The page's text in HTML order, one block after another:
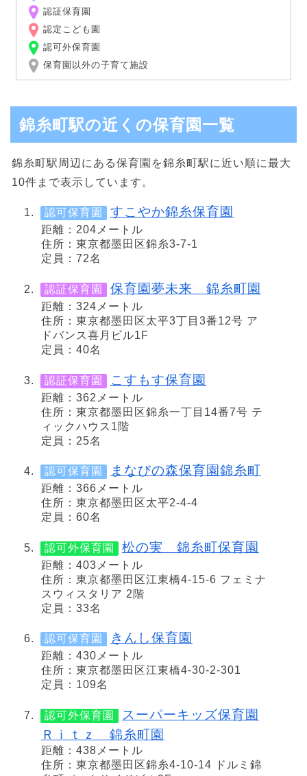
認証保育園
認定こども園
認可外保育園
保育園以外の子育て施設
錦糸町駅の近くの保育園一覧
錦糸町駅周辺にある保育園を錦糸町駅に近い順に最大
10件まで表示しています。
認可保育園 すこやか錦糸保育園
距離：204メートル
住所：東京都墨田区錦糸3-7-1
定員：72名
認証保育園 保育園夢未来 錦糸町園
距離：324メートル
住所：東京都墨田区太平3丁目3番12号 ア
ドバンス喜月ビル1F
定員：40名
認証保育園 こすもす保育園
距離：362メートル
住所：東京都墨田区錦糸一丁目14番7号 テ
ィックハウス1階
定員：25名
認可保育園 まなびの森保育園錦糸町
距離：366メートル
住所：東京都墨田区太平2-4-4
定員：60名
認可外保育園 松の実 錦糸町保育園
距離：403メートル
住所：東京都墨田区江東橋4-15-6 フェミナ
スウィスタリア 2階
定員：33名
認可保育園 きんし保育園
距離：430メートル
住所：東京都墨田区江東橋4-30-2-301
定員：109名
認可外保育園
スーパーキッズ保育園
Ｒｉｔｚ 錦糸町園
距離：438メートル
住所：東京都墨田区錦糸4-10-14 ドルミ錦